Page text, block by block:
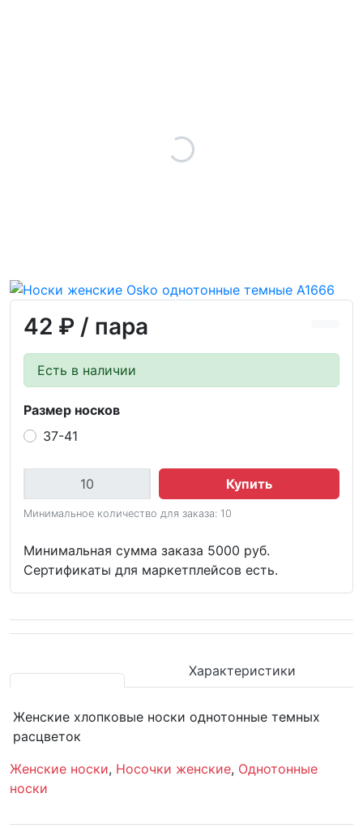
42 ₽ / пара
Есть в наличии
Размер носков
37-41
Купить
Минимальное количество для заказа: 10
Минимальная сумма заказа 5000 руб.
Сертификаты для маркетплейсов есть.
Характеристики
Женские хлопковые носки однотонные темных
расцветок
Женские носки, Носочки женские, Однотонные
носки